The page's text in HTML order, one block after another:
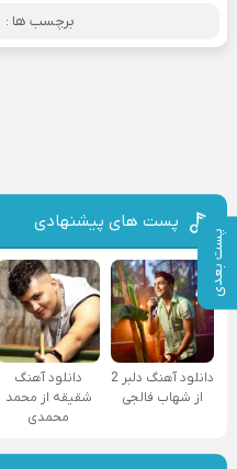
پست بعدی
برچسب ها :
پست های پیشنهادی
دانلود آهنگ دلبر 2
از شهاب فالجی
دانلود آهنگ
شقیقه از محمد
محمدی